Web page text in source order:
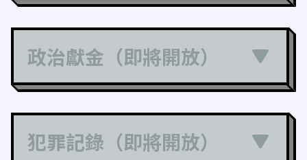
政治獻金（即將開放）
犯罪記錄（即將開放）